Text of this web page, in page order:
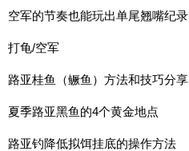
空军的节奏也能玩出单尾翘嘴纪录
打龟/空军
路亚桂鱼（鳜鱼）方法和技巧分享
夏季路亚黑鱼的4个黄金地点
路亚钓降低拟饵挂底的操作方法